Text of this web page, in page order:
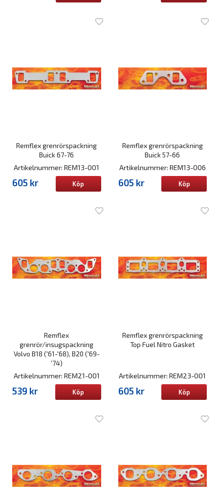
Remflex grenrörspackning
Buick 67-76
Artikelnummer: REM13-001
605 kr Köp
Remflex grenrörspackning
Buick 57-66
Artikelnummer: REM13-006
605 kr Köp
Remflex
grenrör/insugspackning
Volvo B18 ('61-'68), B20 ('69-
'74)
Artikelnummer: REM21-001
539 kr Köp
Remflex grenrörspackning
Top Fuel Nitro Gasket
Artikelnummer: REM23-001
605 kr Köp